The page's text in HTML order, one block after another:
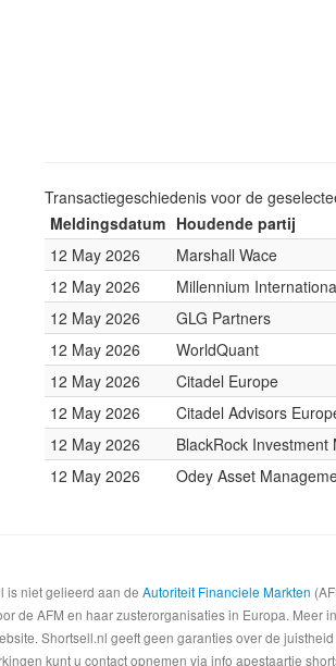
Transactiegeschiedenis voor de
Meldingsdatum Houdende partij
12 May 2026
Marshall Wace
12 May 2026
Millennium
12 May 2026
GLG Partners
12 May 2026
WorldQuant
12 May 2026
Citadel Europe
12 May 2026
Citadel Advisors
12 May 2026
BlackRock Investment
12 May 2026
Odey Asset
is niet gelieerd aan de Autoriteit Financiele Markten
de AFM en haar zusterorganisaties in Europa.
Shortsell.nl geeft geen garanties over de
kunt u contact opnemen via info apestaartje